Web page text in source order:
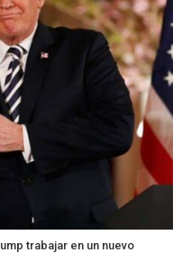
trabajar en un nuevo